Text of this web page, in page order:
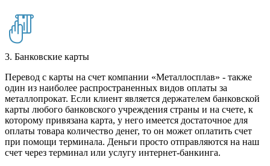
3. Банковские карты
Перевод с карты на счет компании «Металлосплав» - также
один из наиболее распространенных видов оплаты за
металлопрокат. Если клиент является держателем банковской
карты любого банковского учреждения страны и на счете, к
которому привязана карта, у него имеется достаточное для
оплаты товара количество денег, то он может оплатить счет
при помощи терминала. Деньги просто отправляются на наш
счет через терминал или услугу интернет-банкинга.